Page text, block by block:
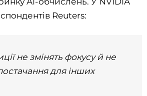
Reuters:
не змінять фокусy й не
для інших